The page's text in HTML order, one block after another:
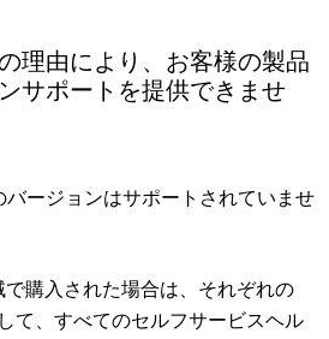
理由により、お客様の製品
サポートを提供できませ
バージョンはサポートされていませ
購入された場合は、それぞれの
て、すべてのセルフサービスヘル